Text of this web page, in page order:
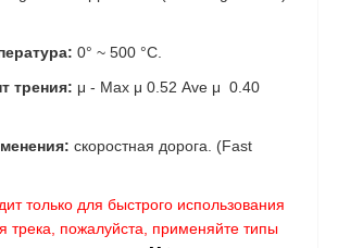
0° ~ 500 °C.
трения: μ - Max μ 0.52 Ave μ 0.40
скоростная дорога. (Fast
только для быстрого использования
трека, пожалуйста, применяйте типы